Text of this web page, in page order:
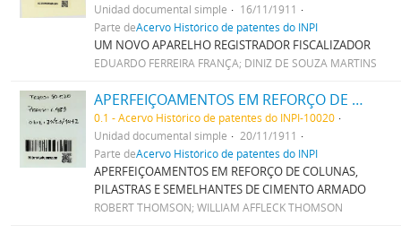
Unidad documental simple
16/11/1911
Parte deAcervo Histórico de patentes do INPI
UM NOVO APARELHO REGISTRADOR FISCALIZADOR
EDUARDO FERREIRA FRANÇA; DINIZ DE SOUZA MARTINS
APERFEIÇOAMENTOS EM REFORÇO DE COLUNNAS, PILASTRAS E SEMELHANTES DE CIMENTO ARMADO
0.1 - Acervo Histórico de patentes do INPI-10020
Unidad documental simple
20/11/1911
Parte deAcervo Histórico de patentes do INPI
APERFEIÇOAMENTOS EM REFORÇO DE COLUNAS,
PILASTRAS E SEMELHANTES DE CIMENTO ARMADO
ROBERT THOMSON; WILLIAM AFFLECK THOMSON